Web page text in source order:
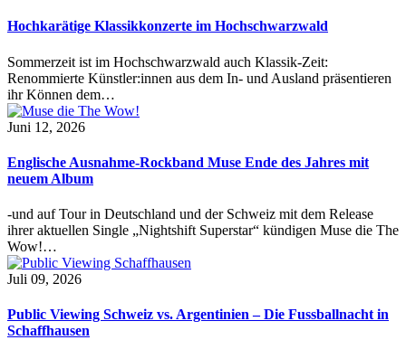
Hochkarätige Klassikkonzerte im Hochschwarzwald
Sommerzeit ist im Hochschwarzwald auch Klassik-Zeit:
Renommierte Künstler:innen aus dem In- und Ausland präsentieren
ihr Können dem…
Juni 12, 2026
Englische Ausnahme-Rockband Muse Ende des Jahres mit
neuem Album
-und auf Tour in Deutschland und der Schweiz mit dem Release
ihrer aktuellen Single „Nightshift Superstar“ kündigen Muse die The
Wow!…
Juli 09, 2026
Public Viewing Schweiz vs. Argentinien – Die Fussballnacht in
Schaffhausen